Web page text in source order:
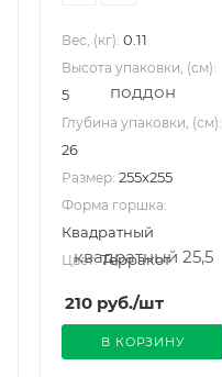
Вес, (кг): 0.11
Высота упаковки, (см):
5
Глубина упаковки, (см):
26
Размер: 255х255
Форма горшка:
Квадратный
Цвет: Терракот
210 руб./шт
В КОРЗИНУ